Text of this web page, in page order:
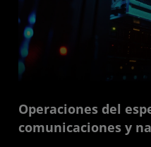
Operaciones del
comunicaciones y